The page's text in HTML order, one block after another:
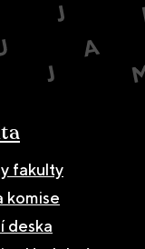
fakulty
komise
deska